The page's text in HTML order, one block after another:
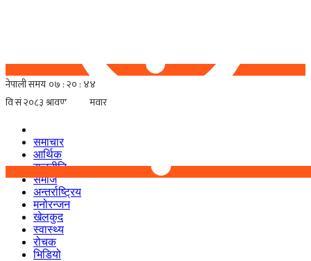
समाचार
आर्थिक
राजनीति
समाज
अन्तर्राष्ट्रिय
मनोरन्जन
खेलकुद
स्वास्थ्य
रोचक
भिडियो